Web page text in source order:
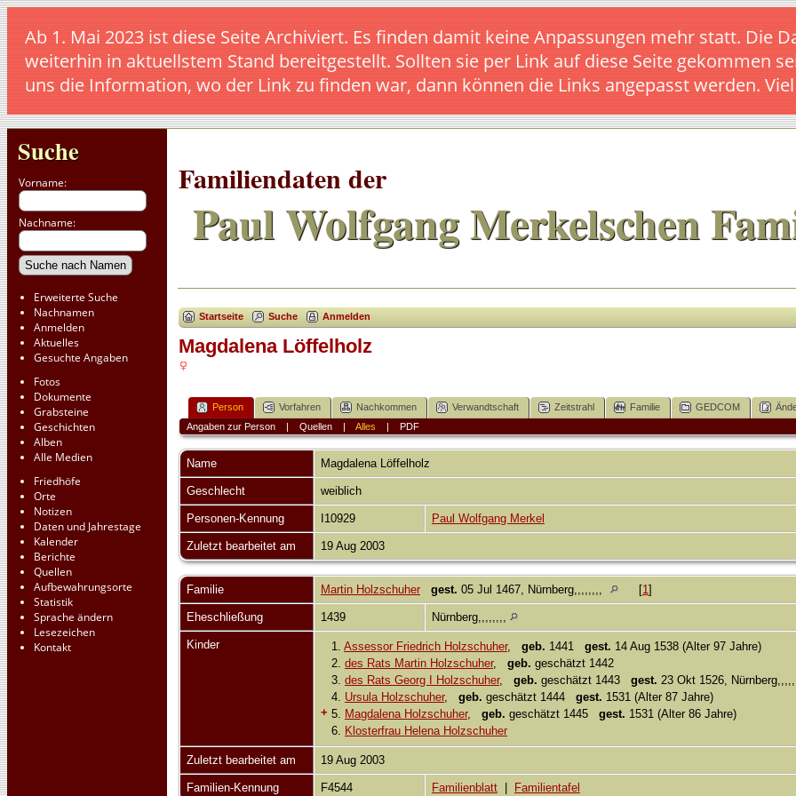
Ab 1. Mai 2023 ist diese Seite Archiviert. Es finden damit keine Anpassungen mehr statt. Die
weiterhin in aktuellstem Stand bereitgestellt. Sollten sie per Link auf diese Seite gekommen
uns die Information, wo der Link zu finden war, dann können die Links angepasst werden.
Suche
Vorname:
Nachname:
Erweiterte Suche
Nachnamen
Anmelden
Aktuelles
Gesuchte Angaben
Fotos
Dokumente
Grabsteine
Geschichten
Alben
Alle Medien
Friedhöfe
Orte
Notizen
Daten und Jahrestage
Kalender
Berichte
Quellen
Aufbewahrungsorte
Statistik
Sprache ändern
Lesezeichen
Kontakt
Familiendaten der
Paul Wolfgang Merkelschen
Startseite Suche Anmelden
Magdalena Löffelholz
Person Vorfahren Nachkommen Verwandtschaft Zeitstrahl Familie GEDCOM
Angaben zur Person| Quellen| Alles | PDF
Name Magdalena Löffelholz
Geschlecht weiblich
Personen-Kennung I10929 Paul Wolfgang Merkel
Zuletzt bearbeitet am 19 Aug 2003
Familie Martin Holzschuher gest. 05 Jul 1467, Nürnberg,,,,,,,, [1]
Eheschließung 1439 Nürnberg,,,,,,,,
Kinder 1. Assessor Friedrich Holzschuher, geb. 1441 gest. 14 Aug 1538 (Alter 97 Jahre)
2. des Rats Martin Holzschuher, geb. geschätzt 1442
3. des Rats Georg I Holzschuher, geb. geschätzt 1443 gest. 23 Okt 1526,
4. Ursula Holzschuher, geb. geschätzt 1444 gest. 1531 (Alter 87 Jahre)
+ 5. Magdalena Holzschuher, geb. geschätzt 1445 gest. 1531 (Alter 86 Jahre)
6. Klosterfrau Helena Holzschuher
Zuletzt bearbeitet am 19 Aug 2003
Familien-Kennung F4544 Familienblatt Familientafel